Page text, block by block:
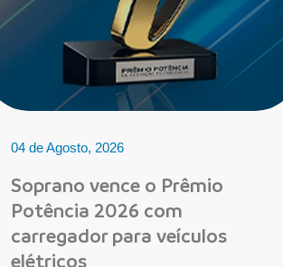
04 de Agosto, 2026
Soprano vence o Prêmio
Potência 2026 com
carregador para veículos
elétricos